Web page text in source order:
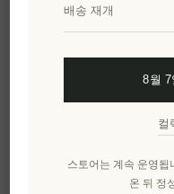
배송 재개
8월 7
컬
스토어는 계속 운영
온 뒤 정